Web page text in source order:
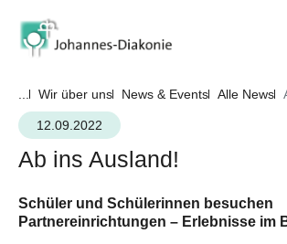
... Wir über uns News & Events Alle News
12.09.2022
Ab ins Ausland!
Schüler und Schülerinnen besuchen
Partnereinrichtungen – Erlebnisse im